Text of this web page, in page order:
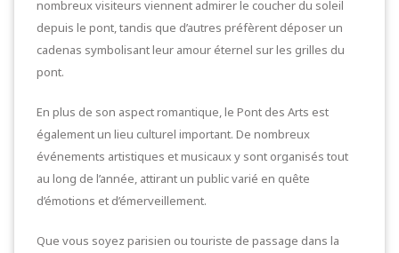
nombreux visiteurs viennent admirer le coucher du soleil
depuis le pont, tandis que d’autres préfèrent déposer un
cadenas symbolisant leur amour éternel sur les grilles du
pont.
En plus de son aspect romantique, le Pont des Arts est
également un lieu culturel important. De nombreux
événements artistiques et musicaux y sont organisés tout
au long de l’année, attirant un public varié en quête
d’émotions et d’émerveillement.
Que vous soyez parisien ou touriste de passage dans la